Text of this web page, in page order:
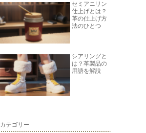
セミアニリン
仕上げとは？
革の仕上げ方
法のひとつ
シアリングと
は？革製品の
用語を解説
カテゴリー